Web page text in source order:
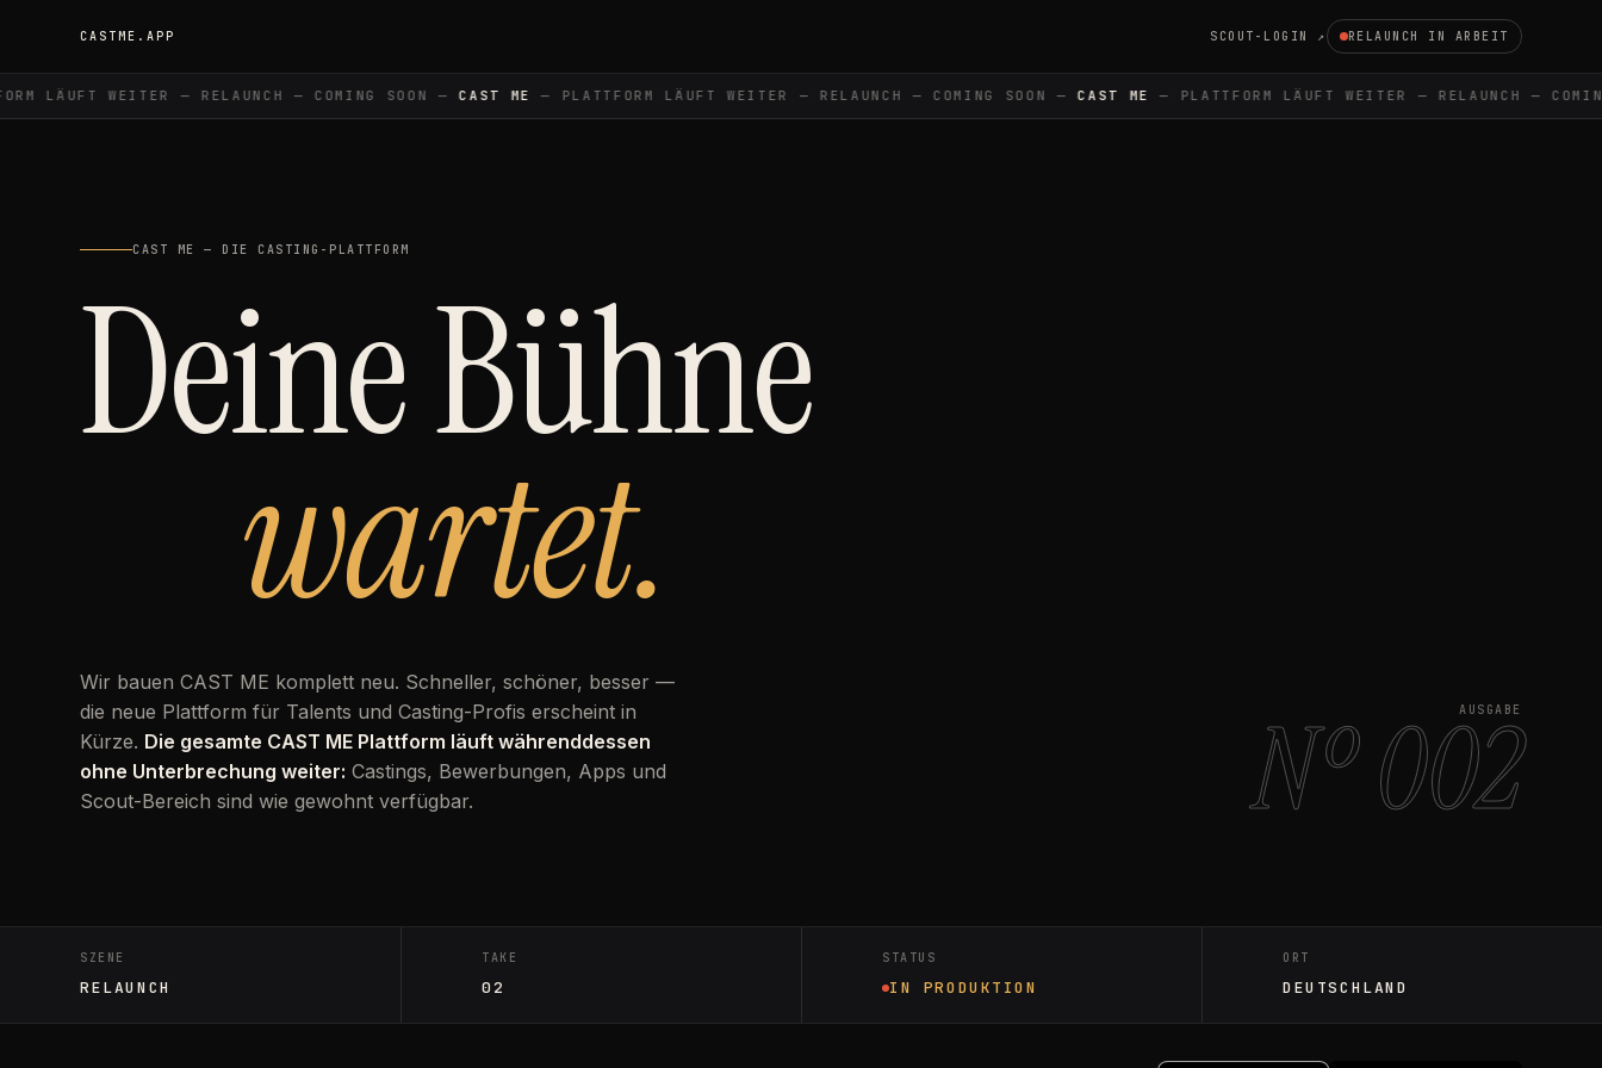
CASTME.APP SCOUT-LOGIN ↗ RELAUNCH IN ARBEIT
LÄUFT WEITER — RELAUNCH — COMING SOON —CAST ME — PLATTFORM LÄUFT WEITER — RELAUNCH — COMING SOON —CAST ME — PLATTFORM LÄUFT WEITER — RELAUNCH —
CAST ME — DIE CASTING-PLATTFORM
Deine Bühne
wartet.
Wir bauen CAST ME komplett neu. Schneller, schöner, besser —
die neue Plattform für Talents und Casting-Profis erscheint in
Kürze. Die gesamte CAST ME Plattform läuft währenddessen
ohne Unterbrechung weiter: Castings, Bewerbungen, Apps und
Scout-Bereich sind wie gewohnt verfügbar.
AUSGABE
Nº 002
SZENE
RELAUNCH
TAKE
02
STATUS
IN PRODUKTION
ORT
DEUTSCHLAND